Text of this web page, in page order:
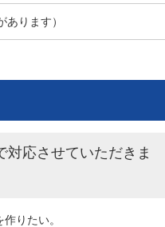
ります）
応させていただきま
りたい。